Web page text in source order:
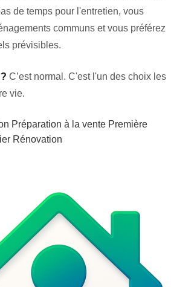
de temps pour l'entretien, vous
communs et vous préférez
prévisibles.
C’est normal. C'est l'un des choix les
vie.
Préparation à la vente Première
Rénovation